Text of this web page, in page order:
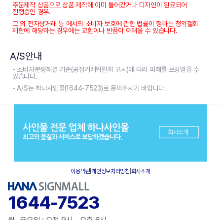
주문제작 상품으로 상품 제작에 이미 들어갔거나 디자인이 완료되어
진행중인 경우.
그 외 전자상거래 등 에서의 소비자 보호에 관한 법률이 정하는 청약철회
제한에 해당하는 경우에는 교환이나 반품이 어려울 수 있습니다.
A/S안내
- 소비자분쟁해결 기준(공정거래위원회 고시)에 따라 피해를 보상받을 수
있습니다.
- A/S는 하나사인몰(1644-7523)로 문의주시기 바랍니다.
이용약관|개인정보처리방침 회사소개
1644-7523